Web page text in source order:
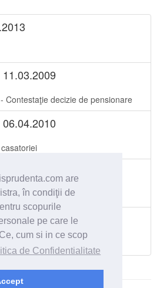
are
în condiţii de
scopurile
pe care le
cum si in ce scop
de Confidentialitate
Contestaţie decizie de pensionare